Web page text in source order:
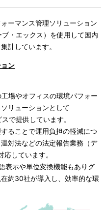
ーマンス管理ソリューション
・エックス）を使用して国内
計しています。
ン
場やオフィスの環境パフォー
リューションとして
で提供しています。
ることで運用負担の軽減につ
対法などの法定報告業務（デ
しています。
表示や単位変換機能もありグ
約30社が導入し、効率的な環